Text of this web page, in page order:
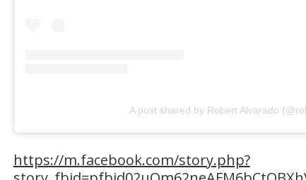
A post shared by Robert Alvarado
https://m.facebook.com/story.php?